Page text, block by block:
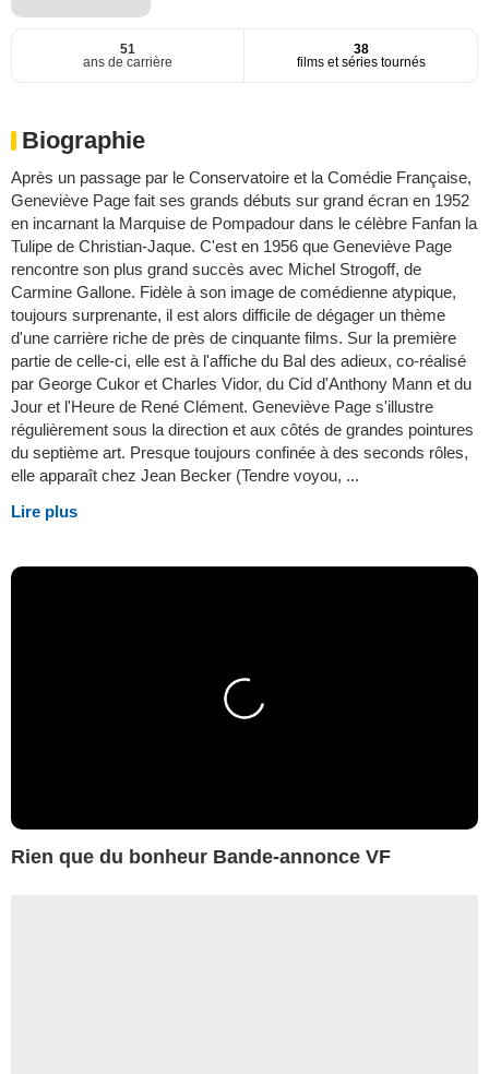
51
ans de carrière
38
films et séries tournés
Biographie
Après un passage par le Conservatoire et la Comédie Française,
Geneviève Page fait ses grands débuts sur grand écran en 1952
en incarnant la Marquise de Pompadour dans le célèbre Fanfan la
Tulipe de Christian-Jaque. C'est en 1956 que Geneviève Page
rencontre son plus grand succès avec Michel Strogoff, de
Carmine Gallone. Fidèle à son image de comédienne atypique,
toujours surprenante, il est alors difficile de dégager un thème
d'une carrière riche de près de cinquante films. Sur la première
partie de celle-ci, elle est à l'affiche du Bal des adieux, co-réalisé
par George Cukor et Charles Vidor, du Cid d'Anthony Mann et du
Jour et l'Heure de René Clément. Geneviève Page s'illustre
régulièrement sous la direction et aux côtés de grandes pointures
du septième art. Presque toujours confinée à des seconds rôles,
elle apparaît chez Jean Becker (Tendre voyou, ...
Lire plus
Rien que du bonheur Bande-annonce VF